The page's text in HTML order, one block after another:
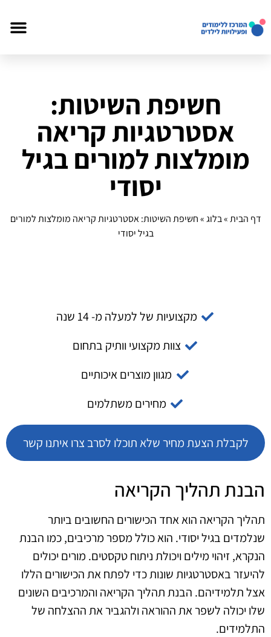
חשיפת השיטות:
אסטרטגיות קריאה
מומלצות למורים בגיל
יסודי
דף הבית»בלוג»חשיפת השיטות: אסטרטגיות קריאה מומלצות למורים
בגיל יסודי
מקצועיות של למעלה מ- 14 שנה
צוות מקצועי וותיק בתחום
מגוון מוצרים איכותיים
מחירים משתלמים
לקבלת הצעת מחיר שלא תוכלו לסרב צרו איתנו קשר
הבנת תהליך הקריאה
תהליך הקריאה הוא אחד הכישורים החשובים ביותר
שנלמדים בגיל יסודי. הוא כולל מספר מרכיבים, כמו הבנת
הנקרא, זיהוי מילים ויכולת ניתוח טקסטים. מורים יכולים
להיעזר באסטרטגיות שונות כדי לפתח את הכישורים הללו
אצל תלמידיהם. הבנת תהליך הקריאה והמרכיבים השונים
שלו יכולה לשפר את ההוראה ולהגביר את ההצלחה של
התלמידים.